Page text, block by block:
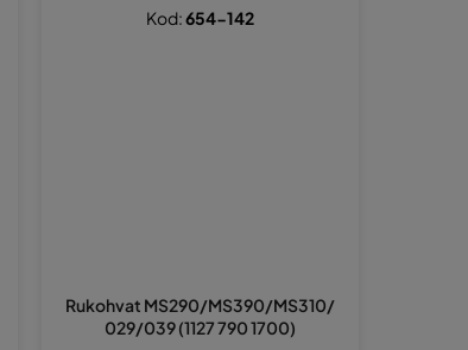
Rukohvat MS290/MS390/MS310/
029/039 (1127 790 1700)
Kod:654-142